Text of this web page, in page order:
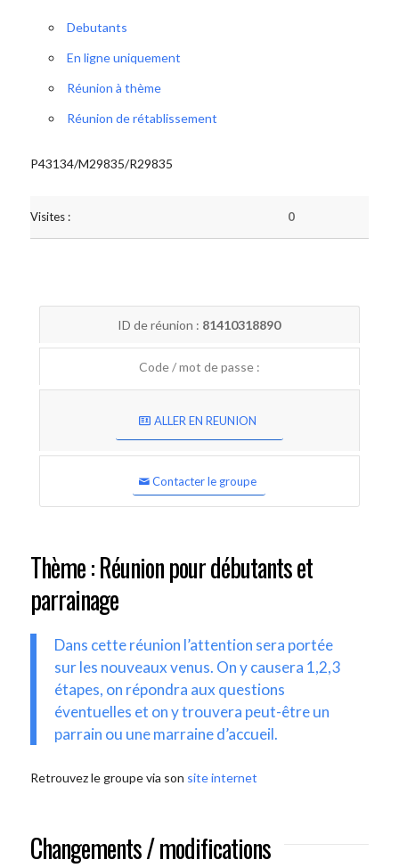
Debutants
En ligne uniquement
Réunion à thème
Réunion de rétablissement
P43134/M29835/R29835
Visites : 0
ID de réunion : 81410318890
Code / mot de passe :
ALLER EN REUNION
Contacter le groupe
Thème : Réunion pour débutants et
parrainage
Dans cette réunion l’attention sera portée
sur les nouveaux venus. On y causera 1,2,3
étapes, on répondra aux questions
éventuelles et on y trouvera peut-être un
parrain ou une marraine d’accueil.
Retrouvez le groupe via son site internet
Changements / modifications